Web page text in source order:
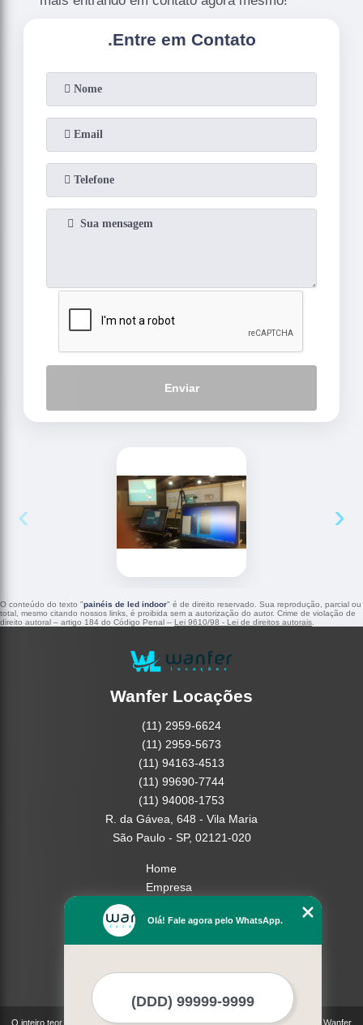
.Entre em Contato
Enviar
‹ ›
O conteúdo do texto "painéis de led indoor" é de direito reservado. Sua reprodução, parcial ou
total, mesmo citando nossos links, é proibida sem a autorização do autor. Crime de violação de
direito autoral – artigo 184 do Código Penal – Lei 9610/98 - Lei de direitos autorais
Wanfer Locações
(11) 2959-6624
(11) 2959-5673
(11) 94163-4513
(11) 99690-7744
(11) 94008-1753
R. da Gávea, 648 - Vila Maria
São Paulo - SP, 02121-020
Home
Empresa
Serviços
Contato
O inteiro teor deste site está sujeito à proteção de direitos autorais. Copyright© Wanfer
Olá! Fale agora pelo WhatsApp.